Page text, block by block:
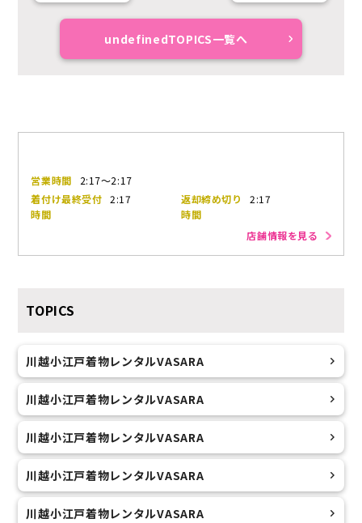
undefinedTOPICS一覧へ
営業時間
2:17～2:17
着付け最終受付
時間
2:17
返却締め切り
時間
2:17
店舗情報を見る
TOPICS
川越小江戸着物レンタルVASARA
川越小江戸着物レンタルVASARA
川越小江戸着物レンタルVASARA
川越小江戸着物レンタルVASARA
川越小江戸着物レンタルVASARA